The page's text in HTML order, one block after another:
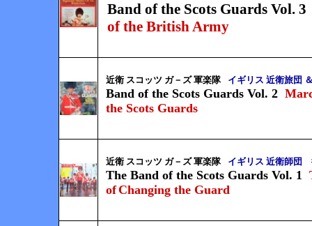
Band of the Scots Guards Vol. 3
of the British Army
近衛 スコッツ ガ－ズ 軍楽隊 イギリス 近衛旅団
Band of the Scots Guards Vol. 2
the Scots Guards
近衛 スコッツ ガ－ズ 軍楽隊 イギリス 近衛師団
The Band of the Scots Guards Vol. 1
ofChanging the Guard